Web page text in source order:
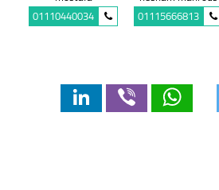
01115666813
01110440034
WhatsApp
Viber
LinkedIn